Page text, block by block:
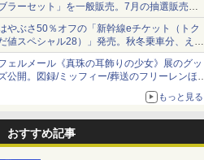
ラーセット」を一般販売。7月の抽選販売の
選無効分
やぶさ50％オフの「新幹線eチケット（トク
値スペシャル28）」発売。秋冬乗車分、えき
っと限定
ェルメール《真珠の耳飾りの少女》展のグッ
公開。図録/ミッフィー/葬送のフリーレンほ
もっと見る
おすすめ記事